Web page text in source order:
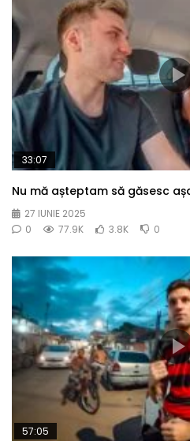
33:07
Nu mă așteptam să găsesc
27 IUNIE 2025
0
77.9K 3.8K 0
57:05